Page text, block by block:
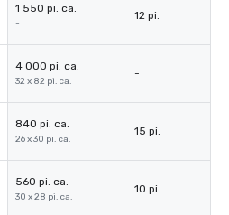
1 550 pi. ca.
-
12 pi.
4 000 pi. ca.
32 x 82 pi. ca.
-
840 pi. ca.
26 x 30 pi. ca.
15 pi.
560 pi. ca.
30 x 28 pi. ca.
10 pi.